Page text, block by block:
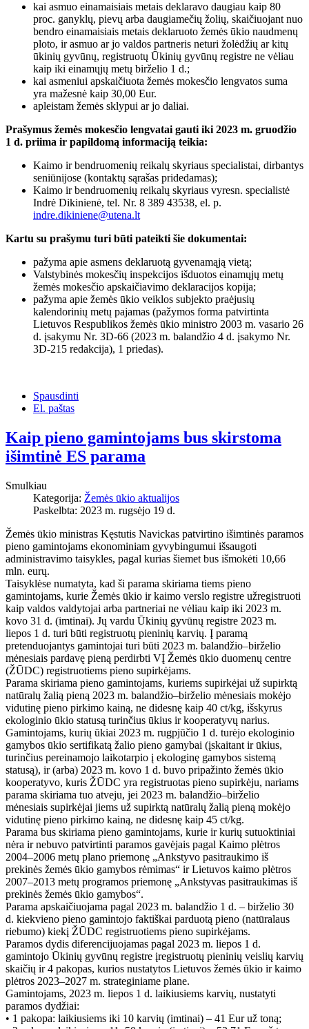
kai asmuo einamaisiais metais deklaravo daugiau kaip 80
proc. ganyklų, pievų arba daugiamečių žolių, skaičiuojant nuo
bendro einamaisiais metais deklaruoto žemės ūkio naudmenų
ploto, ir asmuo ar jo valdos partneris neturi žolėdžių ar kitų
ūkinių gyvūnų, registruotų Ūkinių gyvūnų registre ne vėliau
kaip iki einamųjų metų birželio 1 d.;
kai asmeniui apskaičiuota žemės mokesčio lengvatos suma
yra mažesnė kaip 30,00 Eur.
apleistam žemės sklypui ar jo daliai.
Prašymus žemės mokesčio lengvatai gauti iki 2023 m. gruodžio
1 d. priima ir papildomą informaciją teikia:
Kaimo ir bendruomenių reikalų skyriaus specialistai, dirbantys
seniūnijose (kontaktų sąrašas pridedamas);
Kaimo ir bendruomenių reikalų skyriaus vyresn. specialistė
Indrė Dikinienė, tel. Nr. 8 389 43538, el. p.
indre.dikiniene@utena.lt
Kartu su prašymu turi būti pateikti šie dokumentai:
pažyma apie asmens deklaruotą gyvenamąją vietą;
Valstybinės mokesčių inspekcijos išduotos einamųjų metų
žemės mokesčio apskaičiavimo deklaracijos kopija;
pažyma apie žemės ūkio veiklos subjekto praėjusių
kalendorinių metų pajamas (pažymos forma patvirtinta
Lietuvos Respublikos žemės ūkio ministro 2003 m. vasario 26
d. įsakymu Nr. 3D-66 (2023 m. balandžio 4 d. įsakymo Nr.
3D-215 redakcija), 1 priedas).
Spausdinti
El. paštas
Kaip pieno gamintojams bus skirstoma
išimtinė ES parama
Smulkiau
Kategorija: Žemės ūkio aktualijos
Paskelbta: 2023 m. rugsėjo 19 d.
Žemės ūkio ministras Kęstutis Navickas patvirtino išimtinės paramos
pieno gamintojams ekonominiam gyvybingumui išsaugoti
administravimo taisykles, pagal kurias šiemet bus išmokėti 10,66
mln. eurų.
Taisyklėse numatyta, kad ši parama skiriama tiems pieno
gamintojams, kurie Žemės ūkio ir kaimo verslo registre užregistruoti
kaip valdos valdytojai arba partneriai ne vėliau kaip iki 2023 m.
kovo 31 d. (imtinai). Jų vardu Ūkinių gyvūnų registre 2023 m.
liepos 1 d. turi būti registruotų pieninių karvių. Į paramą
pretenduojantys gamintojai turi būti 2023 m. balandžio–birželio
mėnesiais pardavę pieną perdirbti VĮ Žemės ūkio duomenų centre
(ŽŪDC) registruotiems pieno supirkėjams.
Parama skiriama pieno gamintojams, kuriems supirkėjai už supirktą
natūralų žalią pieną 2023 m. balandžio–birželio mėnesiais mokėjo
vidutinę pieno pirkimo kainą, ne didesnę kaip 40 ct/kg, išskyrus
ekologinio ūkio statusą turinčius ūkius ir kooperatyvų narius.
Gamintojams, kurių ūkiai 2023 m. rugpjūčio 1 d. turėjo ekologinio
gamybos ūkio sertifikatą žalio pieno gamybai (įskaitant ir ūkius,
turinčius pereinamojo laikotarpio į ekologinę gamybos sistemą
statusą), ir (arba) 2023 m. kovo 1 d. buvo pripažinto žemės ūkio
kooperatyvo, kuris ŽŪDC yra registruotas pieno supirkėju, nariams
parama skiriama tuo atveju, jei 2023 m. balandžio–birželio
mėnesiais supirkėjai jiems už supirktą natūralų žalią pieną mokėjo
vidutinę pieno pirkimo kainą, ne didesnę kaip 45 ct/kg.
Parama bus skiriama pieno gamintojams, kurie ir kurių sutuoktiniai
nėra ir nebuvo patvirtinti paramos gavėjais pagal Kaimo plėtros
2004–2006 metų plano priemonę „Ankstyvo pasitraukimo iš
prekinės žemės ūkio gamybos rėmimas“ ir Lietuvos kaimo plėtros
2007–2013 metų programos priemonę „Ankstyvas pasitraukimas iš
prekinės žemės ūkio gamybos“.
Parama apskaičiuojama pagal 2023 m. balandžio 1 d. – birželio 30
d. kiekvieno pieno gamintojo faktiškai parduotą pieno (natūralaus
riebumo) kiekį ŽŪDC registruotiems pieno supirkėjams.
Paramos dydis diferencijuojamas pagal 2023 m. liepos 1 d.
gamintojo Ūkinių gyvūnų registre įregistruotų pieninių veislių karvių
skaičių ir 4 pakopas, kurios nustatytos Lietuvos žemės ūkio ir kaimo
plėtros 2023–2027 m. strateginiame plane.
Gamintojams, 2023 m. liepos 1 d. laikiusiems karvių, nustatyti
paramos dydžiai:
• 1 pakopa: laikiusiems iki 10 karvių (imtinai) – 41 Eur už toną;